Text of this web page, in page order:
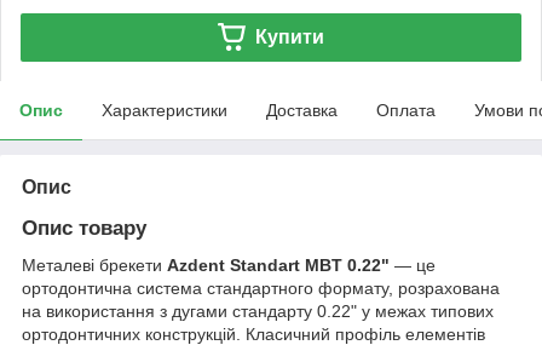
Купити
Опис Характеристики Доставка Оплата Умови
Опис
Опис товару
Металеві брекети Azdent Standart MBT 0.22" — це
ортодонтична система стандартного формату, розрахована
на використання з дугами стандарту 0.22" у межах типових
ортодонтичних конструкцій. Класичний профіль елементів